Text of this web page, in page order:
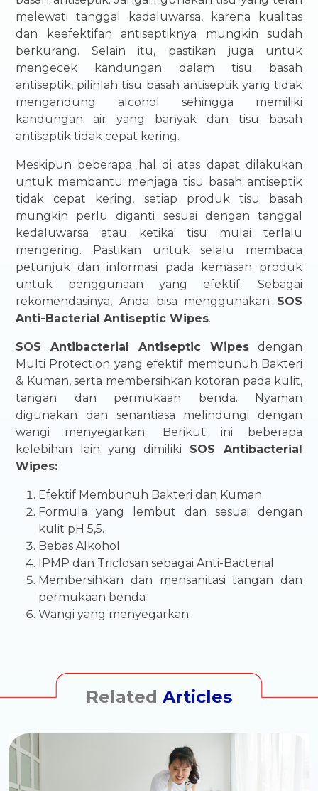
melewati tanggal kadaluwarsa, karena kualitas
dan keefektifan antiseptiknya mungkin sudah
berkurang. Selain itu, pastikan juga untuk
mengecek kandungan dalam tisu basah
antiseptik, pilihlah tisu basah antiseptik yang tidak
mengandung alcohol sehingga memiliki
kandungan air yang banyak dan tisu basah
antiseptik tidak cepat kering.
Meskipun beberapa hal di atas dapat dilakukan
untuk membantu menjaga tisu basah antiseptik
tidak cepat kering, setiap produk tisu basah
mungkin perlu diganti sesuai dengan tanggal
kedaluwarsa atau ketika tisu mulai terlalu
mengering. Pastikan untuk selalu membaca
petunjuk dan informasi pada kemasan produk
untuk penggunaan yang efektif. Sebagai
rekomendasinya, Anda bisa menggunakan SOS
Anti-Bacterial Antiseptic Wipes.
SOS Antibacterial Antiseptic Wipes dengan
Multi Protection yang efektif membunuh Bakteri
& Kuman, serta membersihkan kotoran pada kulit,
tangan dan permukaan benda. Nyaman
digunakan dan senantiasa melindungi dengan
wangi menyegarkan. Berikut ini beberapa
kelebihan lain yang dimiliki SOS Antibacterial
Wipes:
Efektif Membunuh Bakteri dan Kuman.
Formula yang lembut dan sesuai dengan
kulit pH 5,5.
Bebas Alkohol
IPMP dan Triclosan sebagai Anti-Bacterial
Membersihkan dan mensanitasi tangan dan
permukaan benda
Wangi yang menyegarkan
Related Articles